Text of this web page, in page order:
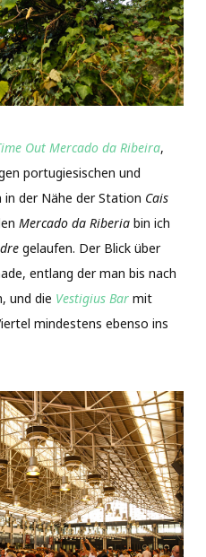
Out Mercado da Ribeira,
portugiesischen und
der Nähe der Station Cais
Mercado da Riberia bin ich
gelaufen. Der Blick über
entlang der man bis nach
und die Vestigius Bar mit
mindestens ebenso ins